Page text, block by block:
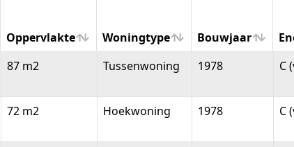
Oppervlakte Woningtype Bouwjaar
Oppervlakte Woningtype Bouwjaar
87 m2 Tussenwoning 1978 C
72 m2 Hoekwoning 1978 C